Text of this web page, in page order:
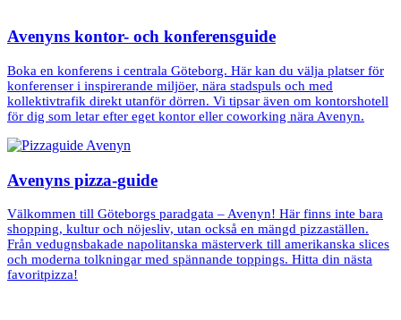
Avenyns kontor- och konferensguide
Boka en konferens i centrala Göteborg. Här kan du välja platser för
konferenser i inspirerande miljöer, nära stadspuls och med
kollektivtrafik direkt utanför dörren. Vi tipsar även om kontorshotell
för dig som letar efter eget kontor eller coworking nära Avenyn.
Avenyns pizza-guide
Välkommen till Göteborgs paradgata – Avenyn! Här finns inte bara
shopping, kultur och nöjesliv, utan också en mängd pizzaställen.
Från vedugnsbakade napolitanska mästerverk till amerikanska slices
och moderna tolkningar med spännande toppings. Hitta din nästa
favoritpizza!